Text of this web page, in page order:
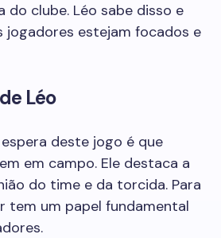
do clube. Léo sabe disso e
jogadores estejam focados e
Léo
deste jogo é que
em campo. Ele destaca a
do time e da torcida. Para
tem um papel fundamental